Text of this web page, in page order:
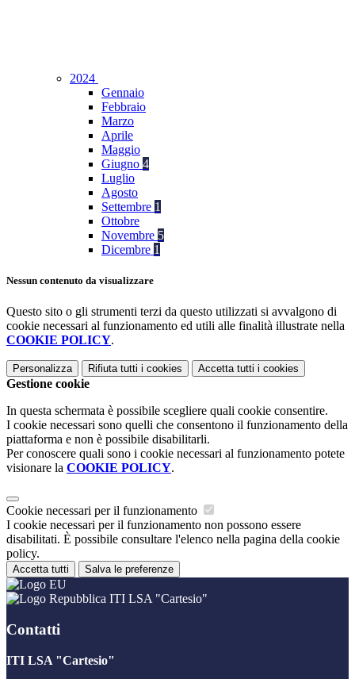
2024
Gennaio
Febbraio
Marzo
Aprile
Maggio
Giugno 4
Luglio
Agosto
Settembre 1
Ottobre
Novembre 5
Dicembre 1
Nessun contenuto da visualizzare
Questo sito o gli strumenti terzi da questo utilizzati si avvalgono di
cookie necessari al funzionamento ed utili alle finalità illustrate nella
COOKIE POLICY.
Personalizza Rifiuta tutti i cookies Accetta tutti i cookies
Gestione cookie
In questa schermata è possibile scegliere quali cookie consentire.
I cookie necessari sono quelli che consentono il funzionamento della
piattaforma e non è possibile disabilitarli.
Per conoscere quali sono i cookie necessari al funzionamento potete
visionare la COOKIE POLICY.
Cookie necessari per il funzionamento
I cookie necessari per il funzionamento non possono essere
disabilitati. È possibile consultare l'elenco nella pagina della cookie
policy.
Accetta tutti Salva le preferenze
ITI LSA "Cartesio"
Contatti
ITI LSA "Cartesio"